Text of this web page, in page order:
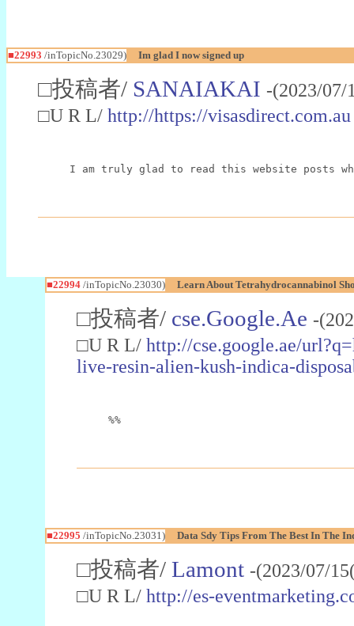
■22993 /inTopicNo.23029) Im glad I now signed up
□投稿者/ SANAIAKAI -(2023/
□U R L/ http://https://visasdirect.com.au
I am truly glad to read this website posts
■22994/inTopicNo.23030) Learn About Tetrahydrocannabinol
□投稿者/ cse.Google.Ae -
□U R L/ http://cse.google.ae/
live-resin-alien-kush-indica-
%%
■22995 /inTopicNo.23031) Data Sdy Tips From The Best In The
□投稿者/ Lamont -(2023/07/
□U R L/ http://es-